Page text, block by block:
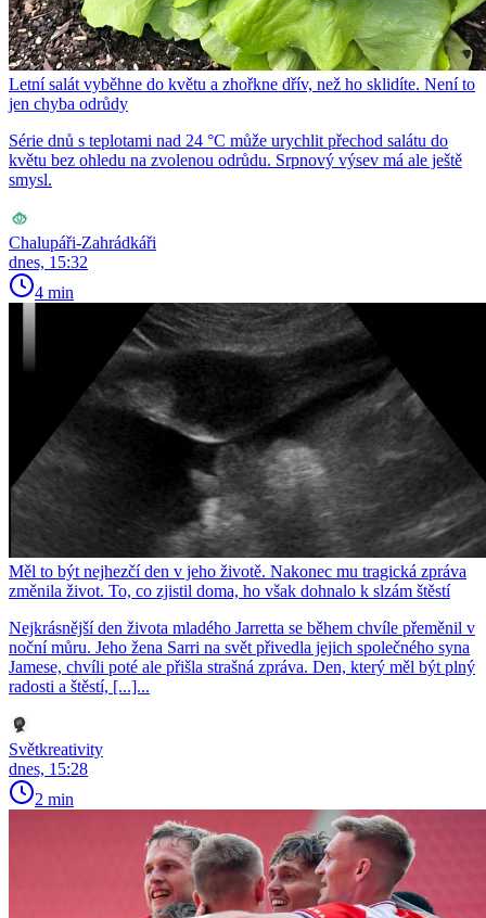
Letní salát vyběhne do květu a zhořkne dřív, než ho sklidíte. Není to
jen chyba odrůdy
Série dnů s teplotami nad 24 °C může urychlit přechod salátu do
květu bez ohledu na zvolenou odrůdu. Srpnový výsev má ale ještě
smysl.
Chalupáři-Zahrádkáři
dnes, 15:32
4 min
Měl to být nejhezčí den v jeho životě. Nakonec mu tragická zpráva
změnila život. To, co zjistil doma, ho však dohnalo k slzám štěstí
Nejkrásnější den života mladého Jarretta se během chvíle přeměnil v
noční můru. Jeho žena Sarri na svět přivedla jejich společného syna
Jamese, chvíli poté ale přišla strašná zpráva. Den, který měl být plný
radosti a štěstí, [...]...
Světkreativity
dnes, 15:28
2 min